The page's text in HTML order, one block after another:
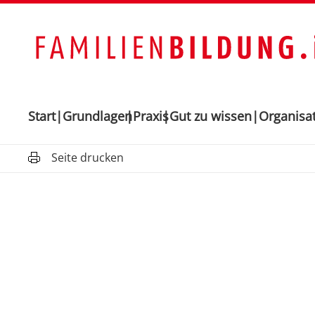
Start GrundlagenPraxisGut zu wissen
Seite drucken